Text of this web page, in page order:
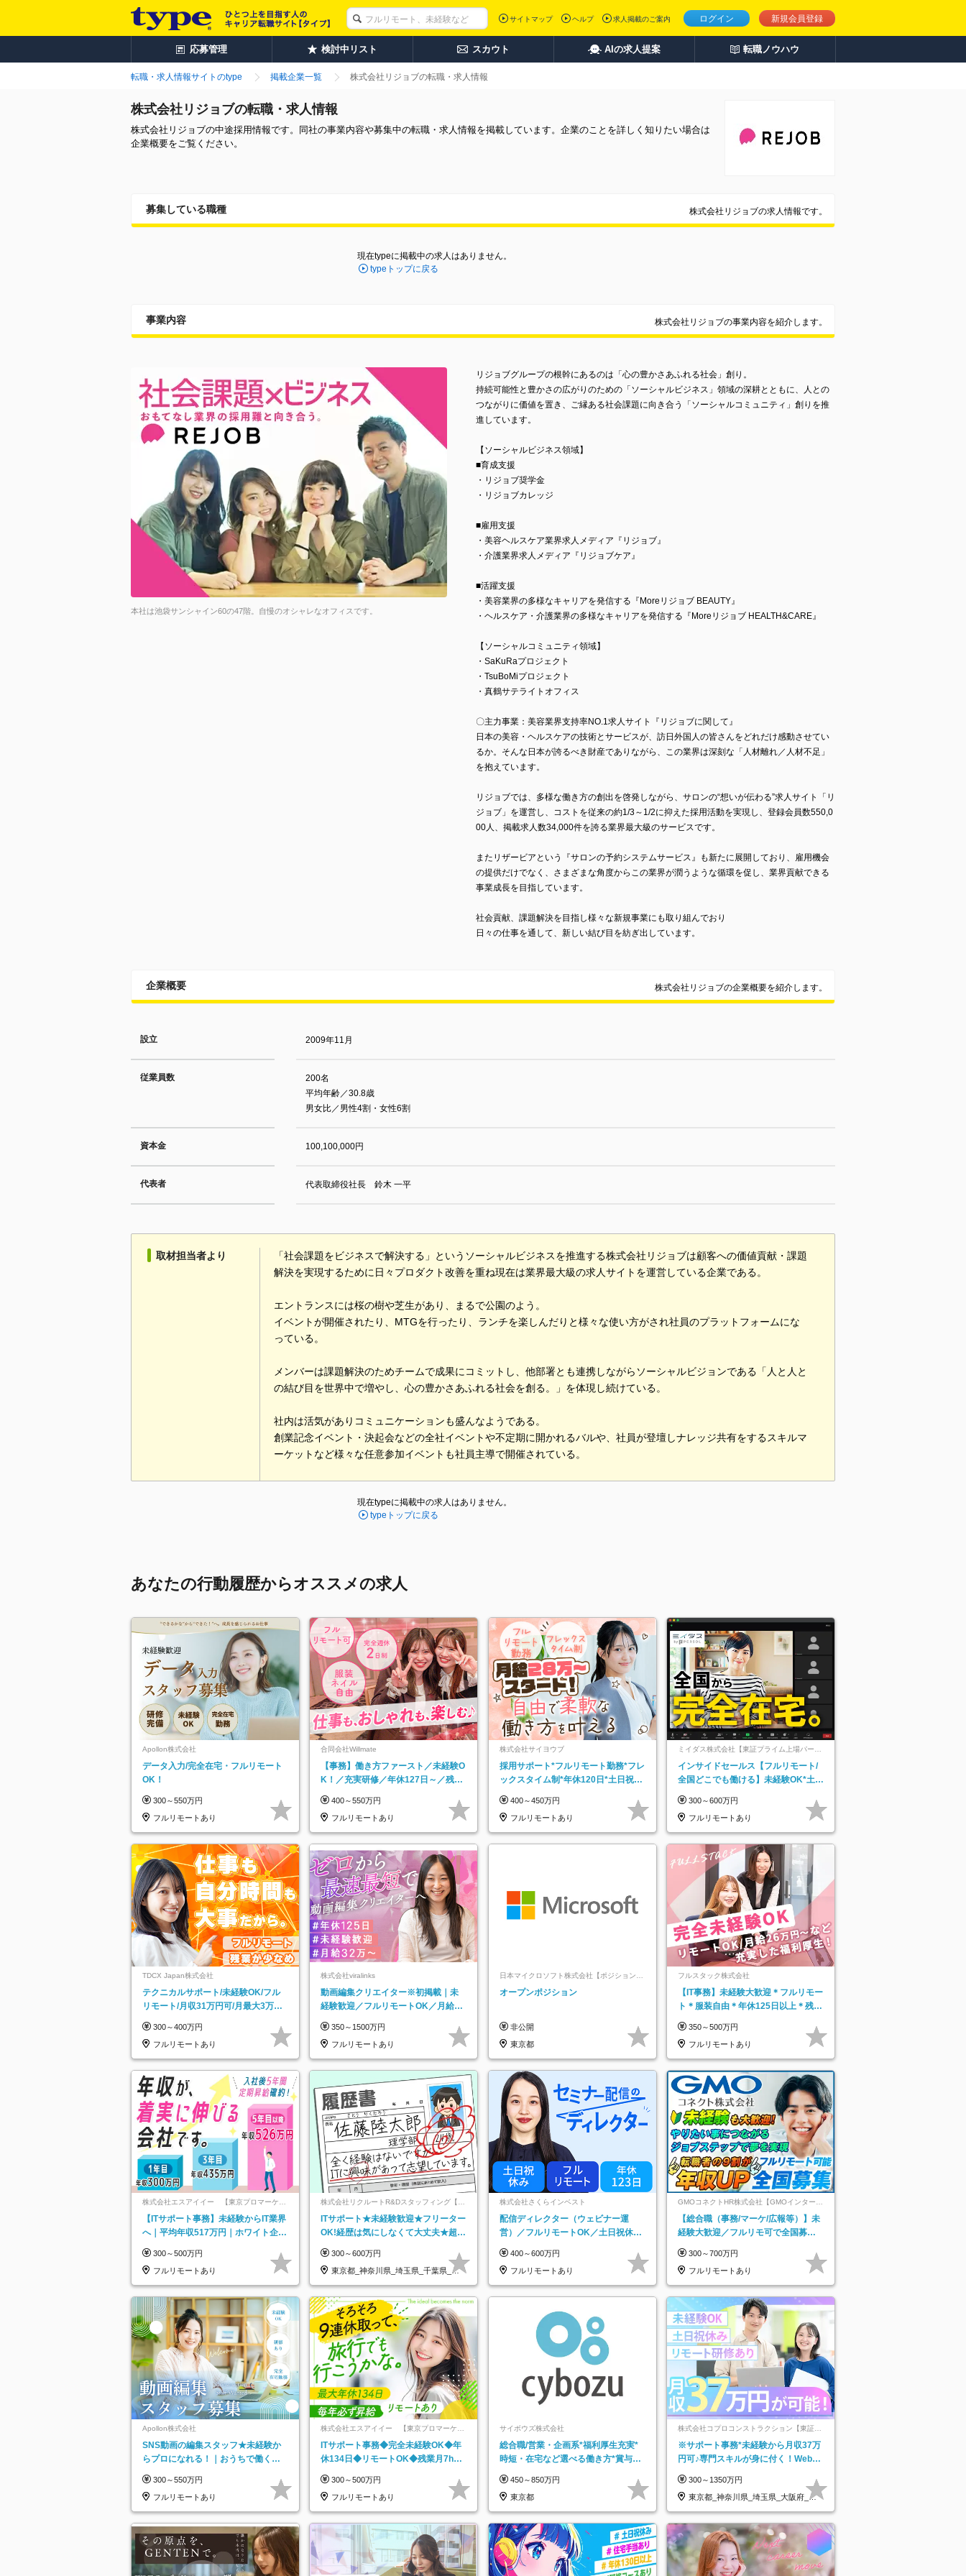
ログイン 新規会員登録
サイトマップ ヘルプ 求人掲載のご案内
応募管理 検討中リスト スカウト AIの求人提案 転職ノウハウ
転職・求人情報サイトのtype 掲載企業一覧 株式会社リジョブの転職・求人情報
株式会社リジョブの転職・求人情報
株式会社リジョブの中途採用情報です。同社の事業内容や募集中の転職・求人情報を掲載しています。企業のことを詳しく知りたい場合は
企業概要をご覧ください。
募集している職種 株式会社リジョブの求人情報です。
現在typeに掲載中の求人はありません。
typeトップに戻る
事業内容 株式会社リジョブの事業内容を紹介します。
本社は池袋サンシャイン60の47階。自慢のオシャレなオフィスです。
リジョブグループの根幹にあるのは「心の豊かさあふれる社会」創り。
持続可能性と豊かさの広がりのための「ソーシャルビジネス」領域の深耕とともに、人との
つながりに価値を置き、ご縁ある社会課題に向き合う「ソーシャルコミュニティ」創りを推
進しています。
【ソーシャルビジネス領域】
■育成支援
・リジョブ奨学金
・リジョブカレッジ
■雇用支援
・美容ヘルスケア業界求人メディア『リジョブ』
・介護業界求人メディア『リジョブケア』
■活躍支援
・美容業界の多様なキャリアを発信する『Moreリジョブ BEAUTY』
・ヘルスケア・介護業界の多様なキャリアを発信する『Moreリジョブ HEALTH&CARE』
【ソーシャルコミュニティ領域】
・SaKuRaプロジェクト
・TsuBoMiプロジェクト
・真鶴サテライトオフィス
〇主力事業：美容業界支持率NO.1求人サイト『リジョブに関して』
日本の美容・ヘルスケアの技術とサービスが、訪日外国人の皆さんをどれだけ感動させてい
るか。そんな日本が誇るべき財産でありながら、この業界は深刻な「人材離れ／人材不足」
を抱えています。
リジョブでは、多様な働き方の創出を啓発しながら、サロンの“想いが伝わる”求人サイト「リ
ジョブ」を運営し、コストを従来の約1/3～1/2に抑えた採用活動を実現し、登録会員数550,0
00人、掲載求人数34,000件を誇る業界最大級のサービスです。
またリザービアという『サロンの予約システムサービス』も新たに展開しており、雇用機会
の提供だけでなく、さまざまな角度からこの業界が潤うような循環を促し、業界貢献できる
事業成長を目指しています。
社会貢献、課題解決を目指し様々な新規事業にも取り組んでおり
日々の仕事を通して、新しい結び目を紡ぎ出しています。
企業概要 株式会社リジョブの企業概要を紹介します。
設立 2009年11月
従業員数
200名
平均年齢／30.8歳
男女比／男性4割・女性6割
資本金 100,100,000円
代表者 代表取締役社長 鈴木 一平
取材担当者より
「社会課題をビジネスで解決する」というソーシャルビジネスを推進する株式会社リジョブは顧客への価値貢献・課題
解決を実現するために日々プロダクト改善を重ね現在は業界最大級の求人サイトを運営している企業である。
エントランスには桜の樹や芝生があり、まるで公園のよう。
イベントが開催されたり、MTGを行ったり、ランチを楽しんだりと様々な使い方がされ社員のプラットフォームにな
っている。
メンバーは課題解決のためチームで成果にコミットし、他部署とも連携しながらソーシャルビジョンである「人と人と
の結び目を世界中で増やし、心の豊かさあふれる社会を創る。」を体現し続けている。
社内は活気がありコミュニケーションも盛んなようである。
創業記念イベント・決起会などの全社イベントや不定期に開かれるバルや、社員が登壇しナレッジ共有をするスキルマ
ーケットなど様々な任意参加イベントも社員主導で開催されている。
現在typeに掲載中の求人はありません。
typeトップに戻る
あなたの行動履歴からオススメの求人
Apollon株式会社
データ入力/完全在宅・フルリモート
OK！
300～550万円
フルリモートあり
合同会社Willmate
【事務】働き方ファースト／未経験O
K！／充実研修／年休127日～／残業
400～550万円
フルリモートあり
株式会社サイヨウブ
採用サポート*フルリモート勤務*フレ
ックスタイム制*年休120日*土日祝休
400～450万円
フルリモートあり
ミイダス株式会社【東証プライム上場パーソ
インサイドセールス【フルリモート/
全国どこでも働ける】未経験OK*土日
300～600万円
フルリモートあり
TDCX Japan株式会社
テクニカルサポート/未経験OK/フル
リモート/月収31万円可/月最大3万の
300～400万円
フルリモートあり
株式会社viralinks
動画編集クリエイター※初掲載｜未
経験歓迎／フルリモートOK／月給32
350～1500万円
フルリモートあり
日本マイクロソフト株式会社【ポジションマ
ッチ登録】
オープンポジション
非公開
東京都
フルスタック株式会社
【IT事務】未経験大歓迎＊フルリモー
ト＊服装自由＊年休125日以上＊残業
350～500万円
フルリモートあり
株式会社エスアイイー 【東京プロマーケッ
ト上場】
【ITサポート事務】未経験からIT業界
へ｜平均年収517万円｜ホワイト企業
300～500万円
フルリモートあり
株式会社リクルートR&Dスタッフィング【リ
クルートグループ】
ITサポート★未経験歓迎★フリーター
OK!経歴は気にしなくて大丈夫★超大
300～600万円
東京都_神奈川県_埼玉県_千葉県_大
阪府…
株式会社さくらインベスト
配信ディレクター（ウェビナー運
営）／フルリモートOK／土日祝休み
400～600万円
フルリモートあり
GMOコネクトHR株式会社【GMOインターネ
ットグループ】
【総合職（事務/マーケ/広報等）】未
経験大歓迎／フルリモ可で全国募
★
300～700万円
フルリモートあり
Apollon株式会社
SNS動画の編集スタッフ★未経験か
らプロになれる！｜おうちで働くフ
300～550万円
フルリモートあり
株式会社エスアイイー 【東京プロマーケッ
ITサポート事務◆完全未経験OK◆年
休134日◆リモートOK◆残業月7h以
300～500万円
フルリモートあり
サイボウズ株式会社
総合職/営業・企画系*福利厚生充実*
時短・在宅など選べる働き方*賞与年
450～850万円
東京都
株式会社コプロコンストラクション【東証プ
ライム上場コプロ・ホールディングス子会
社】
※サポート事務*未経験から月収37万
円可♪専門スキルが身に付く！Web面
300～1350万円
東京都_神奈川県_埼玉県_大阪府_愛
知県…